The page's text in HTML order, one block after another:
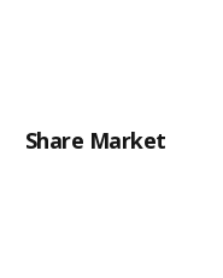
Share Market